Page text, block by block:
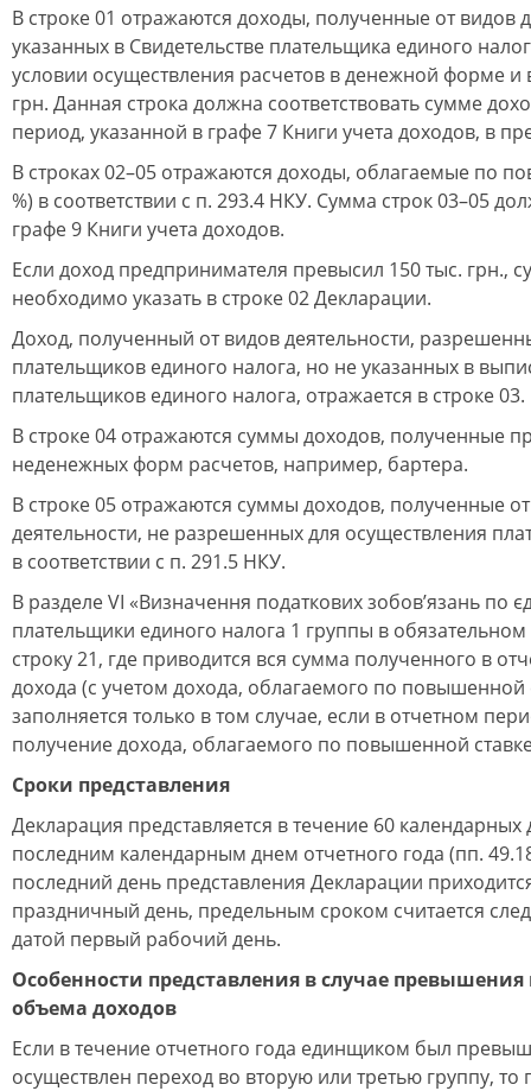
В строке 01 отражаются доходы, полученные от видов
указанных в Свидетельстве плательщика единого
условии осуществления расчетов в денежной форме и
грн. Данная строка должна соответствовать сумме
период, указанной в графе 7 Книги учета доходов, в
В строках 02–05 отражаются доходы, облагаемые по
%) в соответствии с п. 293.4 НКУ. Сумма строк 03–05
графе 9 Книги учета доходов.
Если доход предпринимателя превысил 150 тыс. грн.,
необходимо указать в строке 02 Декларации.
Доход, полученный от видов деятельности,
плательщиков единого налога, но не указанных в
плательщиков единого налога, отражается в строке 03.
В строке 04 отражаются суммы доходов, полученные
неденежных форм расчетов, например, бартера.
В строке 05 отражаются суммы доходов, полученные
деятельности, не разрешенных для осуществления
в соответствии с п. 291.5 НКУ.
В разделе VI «Визначення податкових зобов’язань по
плательщики единого налога 1 группы в
строку 21, где приводится вся сумма полученного в
дохода (с учетом дохода, облагаемого по повышенной
заполняется только в том случае, если в отчетном
получение дохода, облагаемого по повышенной
Сроки представления
Декларация представляется в течение 60
последним календарным днем отчетного года (пп.
последний день представления Декларации
праздничный день, предельным сроком считается
датой первый рабочий день.
Особенности представления в случае превышения
объема доходов
Если в течение отчетного года единщиком был
осуществлен переход во вторую или третью группу, то